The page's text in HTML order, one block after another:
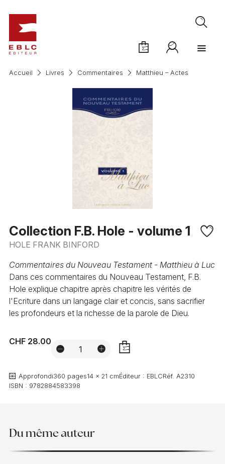
Accueil Livres Commentaires Matthieu – Actes
Collection F.B. Hole - volume 1
HOLE FRANK BINFORD
Commentaires du Nouveau Testament - Matthieu à Luc
Dans ces commentaires du Nouveau Testament, F.B.
Hole explique chapitre après chapitre les vérités de
l'Ecriture dans un langage clair et concis, sans sacrifier
les profondeurs et la richesse de la parole de Dieu.
CHF 28.00
Approfondi360 pages14 x 21 cmÉditeur : EBLCRéf.A2310
ISBN : 9782884583398
Du même auteur